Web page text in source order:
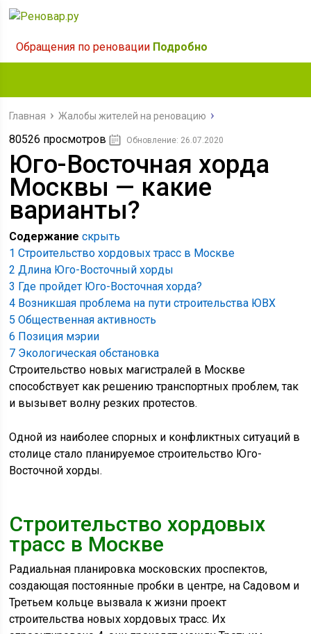
Обращения по реновации Подробно
Главная Жалобы жителей на реновацию
80526 просмотров Обновление: 26.07.2020
Юго-Восточная хорда
Москвы — какие
варианты?
Содержание скрыть
1 Строительство хордовых трасс в Москве
2 Длина Юго-Восточный хорды
3 Где пройдет Юго-Восточная хорда?
4 Возникшая проблема на пути строительства ЮВХ
5 Общественная активность
6 Позиция мэрии
7 Экологическая обстановка
Строительство новых магистралей в Москве
способствует как решению транспортных проблем, так
и вызывет волну резких протестов.
Одной из наиболее спорных и конфликтных ситуаций в
столице стало планируемое строительство Юго-
Восточной хорды.
Строительство хордовых
трасс в Москве
Радиальная планировка московских проспектов,
создающая постоянные пробки в центре, на Садовом и
Третьем кольце вызвала к жизни проект
строительства новых хордовых трасс. Их